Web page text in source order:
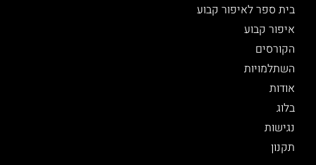
בית ספר לאיפור קבוע
איפור קבוע
הקורסים
השתלמויות
אודות
בלוג
נגישות
תקנון